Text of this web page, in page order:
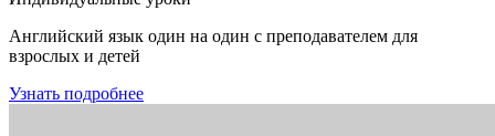
Английский язык один на один с преподавателем для
взрослых и детей
Узнать подробнее